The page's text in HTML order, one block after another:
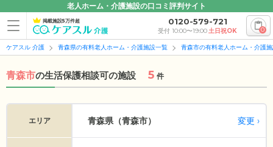
老人ホーム・介護施設の口コミ評判サイト
掲載施設5万件超 0120-579-721
受付 10:00〜19:00土日祝OK 0
ケアスル 介護 青森県の有料老人ホーム・介護施設一覧 青森市の有料老人ホーム・介護
青森市の生活保護相談可の施設 5 件
エリア 青森県（青森市） 変更